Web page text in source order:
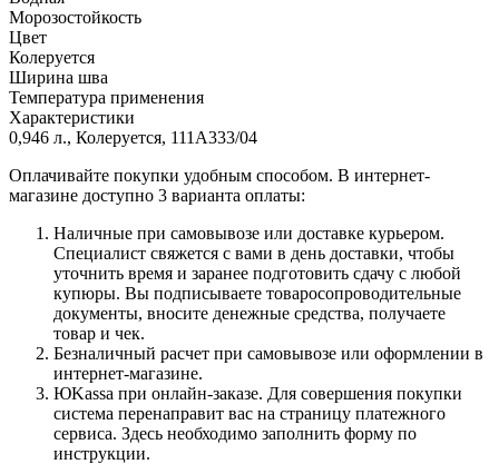
Морозостойкость
Цвет
Колеруется
Ширина шва
Температура применения
Характеристики
0,946 л., Колеруется, 111A333/04
Оплачивайте покупки удобным способом. В интернет-
магазине доступно 3 варианта оплаты:
Наличные при самовывозе или доставке курьером.
Специалист свяжется с вами в день доставки, чтобы
уточнить время и заранее подготовить сдачу с любой
купюры. Вы подписываете товаросопроводительные
документы, вносите денежные средства, получаете
товар и чек.
Безналичный расчет при самовывозе или оформлении в
интернет-магазине.
ЮKassa при онлайн-заказе. Для совершения покупки
система перенаправит вас на страницу платежного
сервиса. Здесь необходимо заполнить форму по
инструкции.